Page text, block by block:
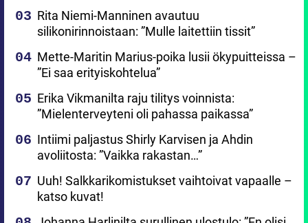
Rita Niemi-Manninen avautuu
silikonirinnoistaan: ”Mulle laitettiin tissit”
Mette-Maritin Marius-poika lusii ökypuitteissa –
”Ei saa erityiskohtelua”
Erika Vikmanilta raju tilitys voinnista:
”Mielenterveyteni oli pahassa paikassa”
Intiimi paljastus Shirly Karvisen ja Ahdin
avoliitosta: ”Vaikka rakastan…”
Uuh! Salkkarikomistukset vaihtoivat vapaalle –
katso kuvat!